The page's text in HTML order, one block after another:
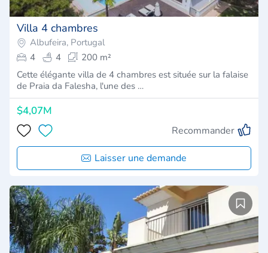
Villa 4 chambres
Albufeira, Portugal
4
4
200 m²
Cette élégante villa de 4 chambres est située sur la falaise
de Praia da Falesha, l'une des …
$4,07M
Recommander
Laisser une demande